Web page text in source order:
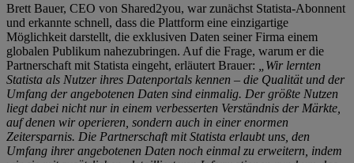
Brett Bauer, CEO von Shared2you, war zunächst Statista-Abonnent
und erkannte schnell, dass die Plattform eine einzigartige
Möglichkeit darstellt, die exklusiven Daten seiner Firma einem
globalen Publikum nahezubringen. Auf die Frage, warum er die
Partnerschaft mit Statista eingeht, erläutert Brauer:
„Wir lernten
Statista als Nutzer ihres Datenportals kennen – die Qualität und der
Umfang der angebotenen Daten sind einmalig. Der größte Nutzen
liegt dabei nicht nur in einem verbesserten Verständnis der Märkte,
auf denen wir operieren, sondern auch in einer enormen
Zeitersparnis. Die Partnerschaft mit Statista erlaubt uns, den
Umfang ihrer angebotenen Daten noch einmal zu erweitern, indem